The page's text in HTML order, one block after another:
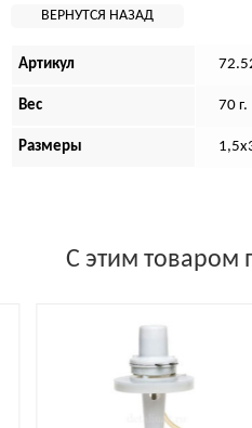
Артикул
Вес 70 г.
Размеры
С этим товаром